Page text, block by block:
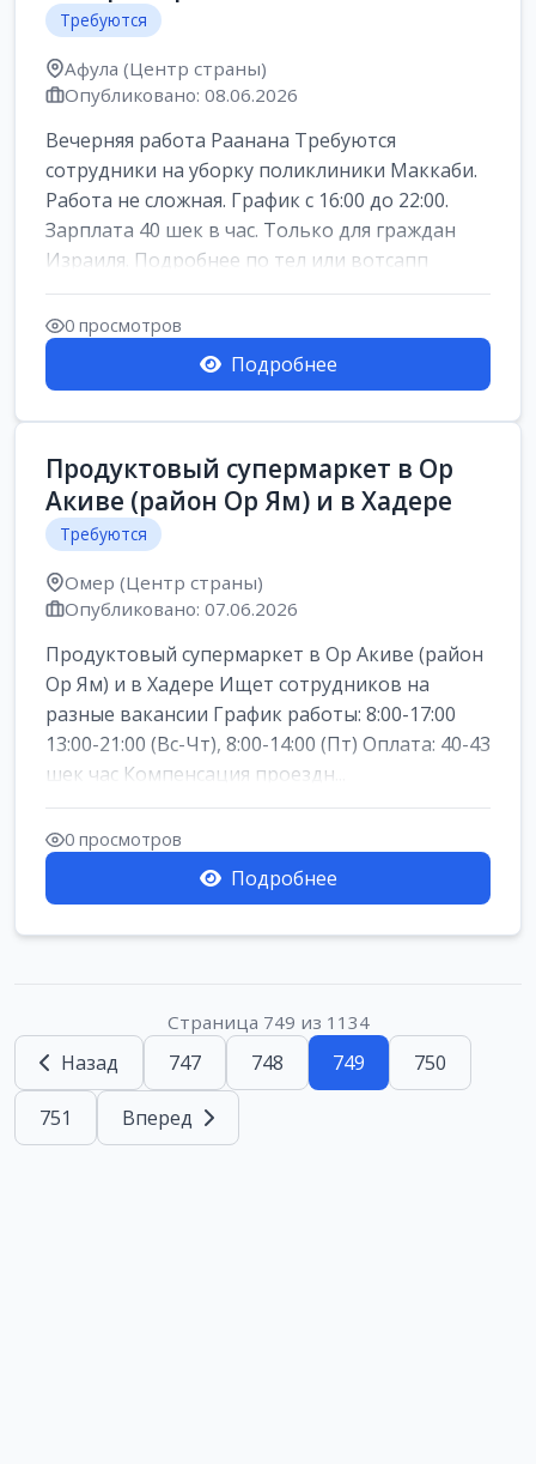
Требуются
Афула (Центр страны)
Опубликовано: 08.06.2026
Вечерняя работа Раанана Требуются
сотрудники на уборку поликлиники Маккаби.
Работа не сложная. График с 16:00 до 22:00.
Зарплата 40 шек в час. Только для граждан
Израиля. Подробнее по тел или вотсапп
0 просмотров
Подробнее
Продуктовый супермаркет в Ор
Акиве (район Ор Ям) и в Хадере
Требуются
Омер (Центр страны)
Опубликовано: 07.06.2026
Продуктовый супермаркет в Ор Акиве (район
Ор Ям) и в Хадере Ищет сотрудников на
разные вакансии График работы: 8:00-17:00
13:00-21:00 (Вс-Чт), 8:00-14:00 (Пт) Оплата: 40-43
шек час Компенсация проездн...
0 просмотров
Подробнее
Страница 749 из 1134
Назад 747 748 749 750
751 Вперед